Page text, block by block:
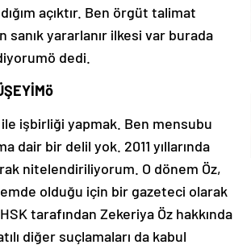
açıktır. Ben örgüt talimat
yararlanır ilkesi var burada
dedi.
ile işbirliği yapmak. Ben mensubu
dair bir delil yok. 2011 yıllarında
nitelendiriliyorum. O dönem Öz,
olduğu için bir gazeteci olarak
tarafından Zekeriya Öz hakkında
diğer suçlamaları da kabul